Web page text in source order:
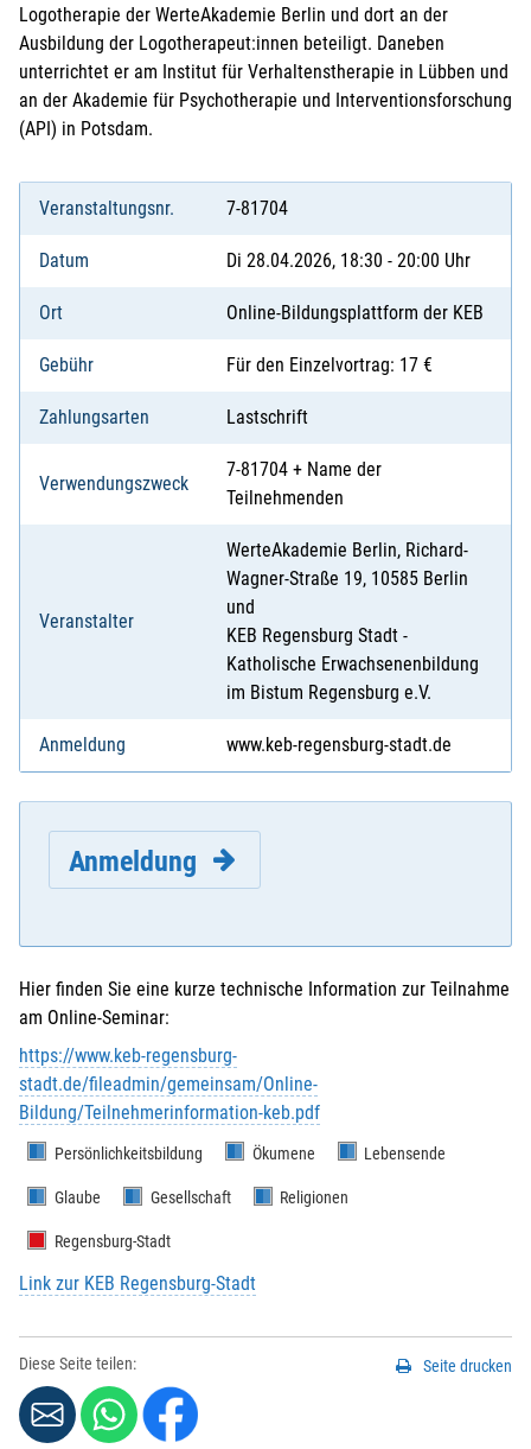
Logotherapie der WerteAkademie Berlin und dort an der
Ausbildung der Logotherapeut:innen beteiligt. Daneben
unterrichtet er am Institut für Verhaltenstherapie in Lübben und
an der Akademie für Psychotherapie und Interventionsforschung
(API) in Potsdam.
Veranstaltungsnr. 7-81704
Datum Di 28.04.2026, 18:30 - 20:00 Uhr
Ort Online-Bildungsplattform der KEB
Gebühr Für den Einzelvortrag: 17 €
Zahlungsarten Lastschrift
Verwendungszweck
7-81704 + Name der
Teilnehmenden
Veranstalter
WerteAkademie Berlin, Richard-
Wagner-Straße 19, 10585 Berlin
und
KEB Regensburg Stadt -
Katholische Erwachsenenbildung
im Bistum Regensburg e.V.
Anmeldung www.keb-regensburg-stadt.de
Anmeldung
E-Mail*:
Vorname *:
Nachname*:
PLZ *
Hier finden Sie eine kurze technische Information zur Teilnahme
am Online-Seminar:
https://www.keb-regensburg-
stadt.de/fileadmin/gemeinsam/Online-
Bildung/Teilnehmerinformation-keb.pdf
Persönlichkeitsbildung Ökumene Lebensende
Glaube Gesellschaft Religionen
Regensburg-Stadt
Link zur KEB Regensburg-Stadt
Diese Seite teilen: Seite drucken